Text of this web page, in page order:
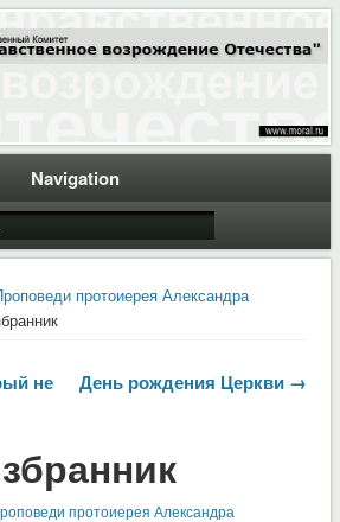
возрождение Отечества"
Navigation
протоиерея Александра
не
День рождения Церкви →
протоиерея Александра